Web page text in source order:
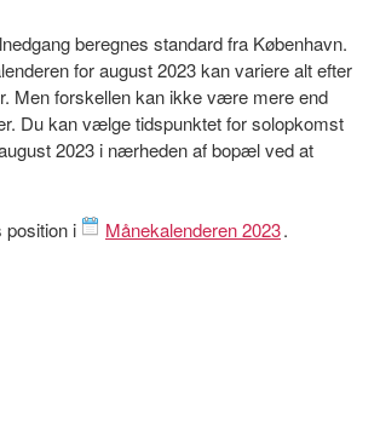
beregnes standard fra København.
for august 2023 kan variere alt efter
Men forskellen kan ikke være mere end
Du kan vælge tidspunktet for solopkomst
2023 i nærheden af bopæl ved at
position i Månekalenderen 2023.